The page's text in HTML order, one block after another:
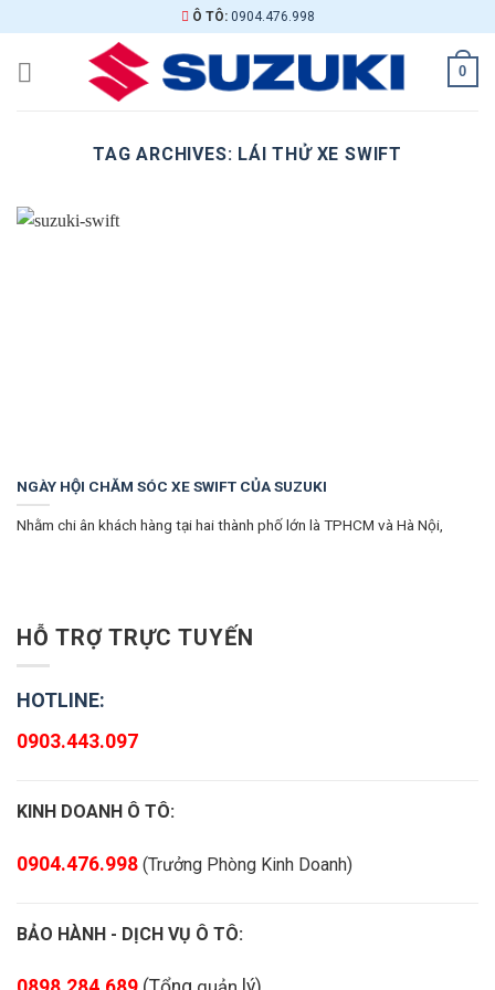
to
content
Ô TÔ: 0904.476.998
0
TAG ARCHIVES: LÁI THỬ XE SWIFT
NGÀY HỘI CHĂM SÓC XE SWIFT CỦA SUZUKI
Nhằm chi ân khách hàng tại hai thành phố lớn là TPHCM và Hà Nội,
HỖ TRỢ TRỰC TUYẾN
HOTLINE:
0903.443.097
KINH DOANH Ô TÔ:
0904.476.998 (Trưởng Phòng Kinh Doanh)
BẢO HÀNH - DỊCH VỤ Ô TÔ: